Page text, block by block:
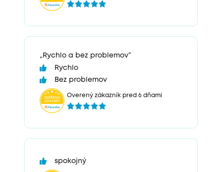
„Rychlo a bez problemov“
Rychlo
Bez problemov
Overený zákazník pred 6 dňami
spokojný